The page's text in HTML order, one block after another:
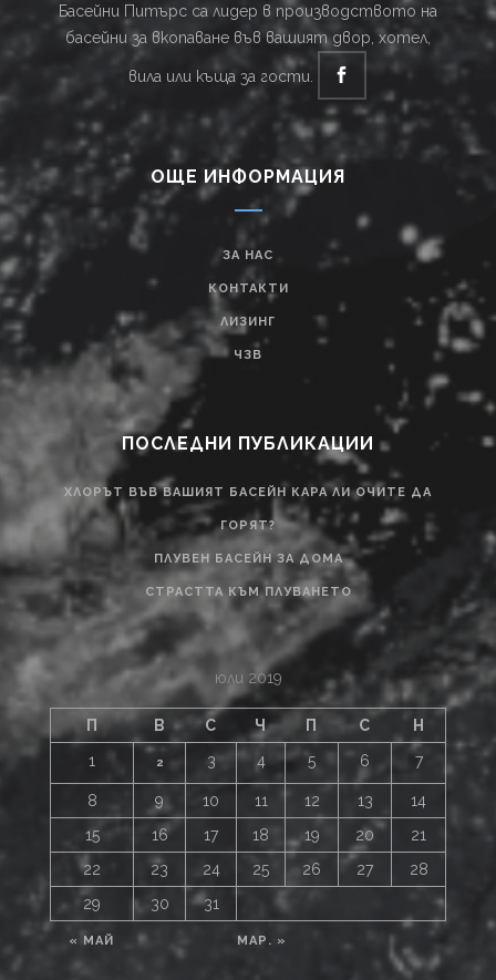
Басейни Питърс са лидер в производството на
басейни за вкопаване във вашият двор, хотел,
вила или къща за гости.
ОЩЕ ИНФОРМАЦИЯ
ЗА НАС
КОНТАКТИ
ЛИЗИНГ
ЧЗВ
ПОСЛЕДНИ ПУБЛИКАЦИИ
ХЛОРЪТ ВЪВ ВАШИЯТ БАСЕЙН КАРА ЛИ ОЧИТЕ ДА
ГОРЯТ?
ПЛУВЕН БАСЕЙН ЗА ДОМА
СТРАСТТА КЪМ ПЛУВАНЕТО
юли 2019
П В С Ч П С Н
« МАЙ МАР. »
1 2 3 4 5 6 7
8 9 10 11 12 13
14
15
16 17 18 19 20
21
22
23 24 25 26 27
28
29
30 31